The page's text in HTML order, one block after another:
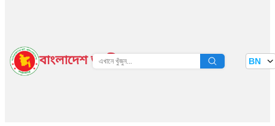
বাংলাদেশ জাতীয় তথ্য বাতায়ন BN